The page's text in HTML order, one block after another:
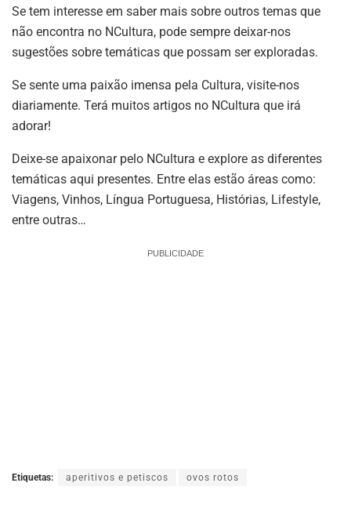
Se tem interesse em saber mais sobre outros temas que
não encontra no NCultura, pode sempre deixar-nos
sugestões sobre temáticas que possam ser exploradas.
Se sente uma paixão imensa pela Cultura, visite-nos
diariamente. Terá muitos artigos no NCultura que irá
adorar!
Deixe-se apaixonar pelo NCultura e explore as diferentes
temáticas aqui presentes. Entre elas estão áreas como:
Viagens, Vinhos, Língua Portuguesa, Histórias, Lifestyle,
entre outras…
PUBLICIDADE
Etiquetas: aperitivos e petiscos ovos rotos